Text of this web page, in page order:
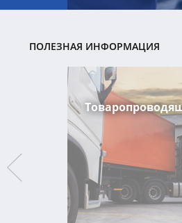
ПОЛЕЗНАЯ ИНФОРМАЦИЯ